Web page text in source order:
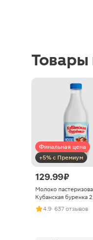
Товары
Финальная цена
+5% с Премиум
129.99 ₽
Молоко
Кубанская буренка
4.9· 637 отзывов